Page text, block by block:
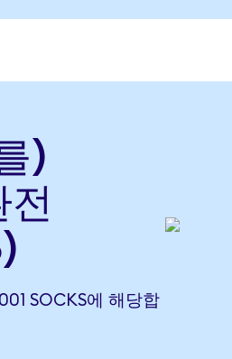
)
SOCKS에 해당합